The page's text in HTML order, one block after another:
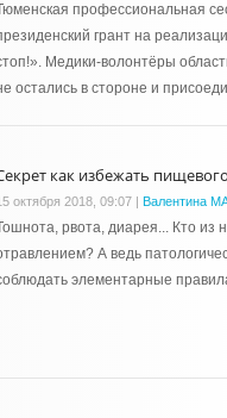
профессиональная
грант на
Медики-волонтёры
остались в стороне и
как избежать
октября 2018, 09:07 | Валентина
рвота, диарея... Кто из
А ведь
элементарные